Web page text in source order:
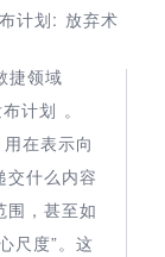
计划: 放弃术
捷领域
计划 。
在表示向
交什么内容
围，甚至如
尺度”。这